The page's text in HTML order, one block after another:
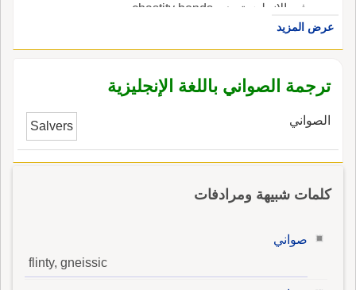
في الإنجليزية، هي chastity bonds.
عرض المزيد
ترجمة الصواني باللغة الإنجليزية
الصواني Salvers
كلمات شبيهة ومرادفات
صواني
flinty, gneissic